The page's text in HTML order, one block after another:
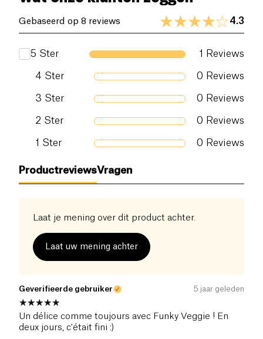
8 g
Zout (g) 0.09 g
Gebaseerd op 8 reviews 4.3
5 Ster 1 Reviews
4 Ster 0 Reviews
3 Ster 0 Reviews
2 Ster 0 Reviews
1 Ster 0 Reviews
ProductreviewsVragen
Laat je mening over dit product achter.
Laat uw mening achter
Geverifieerde gebruiker 5 jaar geleden
Un délice comme toujours avec Funky Veggie ! En
deux jours, c'était fini :)